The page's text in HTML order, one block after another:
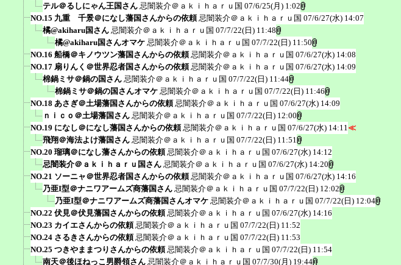
テル＠るしにゃん王国さん 忌闇装介＠ａｋｉｈａｒｕ国 07/6/25(月) 1:02
NO.15 九重 千景＠になし藩国さんからの依頼 忌闇装介＠ａｋｉｈａｒｕ国 07/6/27(水) 14:07
橘@akiharu国さん 忌闇装介＠ａｋｉｈａｒｕ国 07/7/22(日) 11:48
橘@akiharu国さんオマケ 忌闇装介＠ａｋｉｈａｒｕ国 07/7/22(日) 11:50
NO.16 船橋＠キノウツン藩国さんからの依頼 忌闇装介＠ａｋｉｈａｒｕ国 07/6/27(水) 14:08
NO.17 扇りんく＠世界忍者国さんからの依頼 忌闇装介＠ａｋｉｈａｒｕ国 07/6/27(水) 14:09
棉鍋ミサ＠鍋の国さん 忌闇装介＠ａｋｉｈａｒｕ国 07/7/22(日) 11:44
棉鍋ミサ＠鍋の国さんオマケ 忌闇装介＠ａｋｉｈａｒｕ国 07/7/22(日) 11:46
NO.18 あさぎ＠土場藩国さんからの依頼 忌闇装介＠ａｋｉｈａｒｕ国 07/6/27(水) 14:09
ｎｉｃｏ＠土場藩国さん 忌闇装介＠ａｋｉｈａｒｕ国 07/7/22(日) 12:00
NO.19 になし＠になし藩国さんからの依頼 忌闇装介＠ａｋｉｈａｒｕ国 07/6/27(水) 14:11 ≪
飛翔＠海法よけ藩国さん 忌闇装介＠ａｋｉｈａｒｕ国 07/7/22(日) 11:51
NO.20 瑠璃＠になし藩さんからの依頼 忌闇装介＠ａｋｉｈａｒｕ国 07/6/27(水) 14:12
忌闇装介＠ａｋｉｈａｒｕ国さん 忌闇装介＠ａｋｉｈａｒｕ国 07/6/27(水) 14:20
NO.21 ソーニャ＠世界忍者国さんからの依頼 忌闇装介＠ａｋｉｈａｒｕ国 07/6/27(水) 14:16
乃亜I型＠ナニワアームズ商藩国さん 忌闇装介＠ａｋｉｈａｒｕ国 07/7/22(日) 12:02
乃亜I型＠ナニワアームズ商藩国さんオマケ 忌闇装介＠ａｋｉｈａｒｕ国 07/7/22(日) 12:04
NO.22 伏見＠伏見藩国さんからの依頼 忌闇装介＠ａｋｉｈａｒｕ国 07/6/27(水) 14:16
NO.23 カイエさんからの依頼 忌闇装介＠ａｋｉｈａｒｕ国 07/7/22(日) 11:52
NO.24 さるきさんからの依頼 忌闇装介＠ａｋｉｈａｒｕ国 07/7/22(日) 11:53
NO.25 つきやままつりさんからの依頼 忌闇装介＠ａｋｉｈａｒｕ国 07/7/22(日) 11:54
南天＠後ほねっこ男爵領さん 忌闇装介＠ａｋｉｈａｒｕ国 07/7/30(月) 19:44